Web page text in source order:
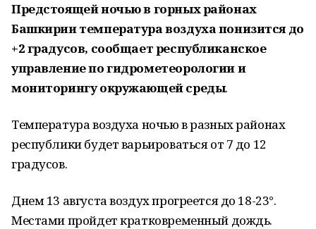
Предстоящей ночью в горных районах
Башкирии температура воздуха понизится до
+2 градусов, сообщает республиканское
управление по гидрометеорологии и
мониторингу окружающей среды.
Температура воздуха ночью в разных районах
республики будет варьироваться от 7 до 12
градусов.
Днем 13 августа воздух прогреется до 18-23°.
Местами пройдет кратковременный дождь.